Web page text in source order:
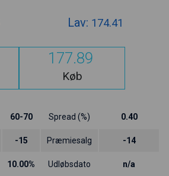
Lav: 174.41
177.89
Køb
60-70 Spread (%) 0.40
-15 Præmiesalg -14
10.00% Udløbsdato n/a